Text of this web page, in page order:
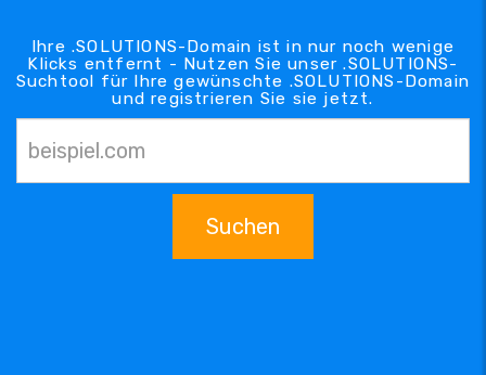
Ihre .SOLUTIONS-Domain ist in nur noch wenige
Klicks entfernt - Nutzen Sie unser .SOLUTIONS-
Suchtool für Ihre gewünschte .SOLUTIONS-Domain
und registrieren Sie sie jetzt.
Suchen